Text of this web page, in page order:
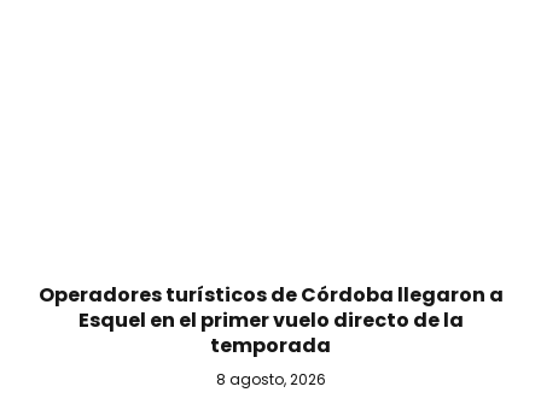
Operadores turísticos de Córdoba llegaron a
Esquel en el primer vuelo directo de la
temporada
8 agosto, 2026